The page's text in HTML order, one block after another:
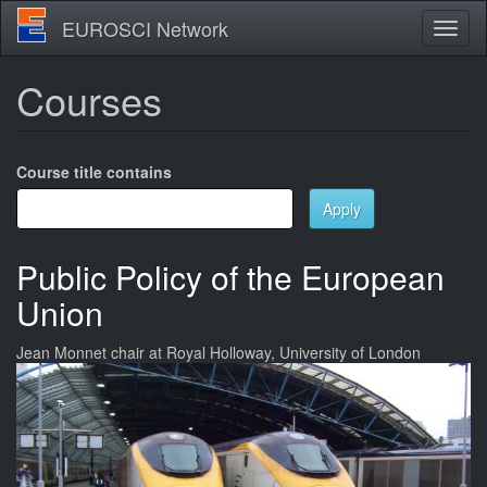
Skip
main
EUROSCI Network
Courses
Course title contains
Apply
Public Policy of the European
Union
Jean Monnet chair at Royal Holloway, University of London